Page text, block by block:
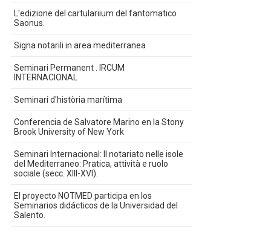
L'edizione del cartulariium del fantomatico
Saonus.
Signa notarili in area mediterranea
Seminari Permanent . IRCUM
INTERNACIONAL
Seminari d'història marítima
Conferencia de Salvatore Marino en la Stony
Brook University of New York
Seminari Internacional: Il notariato nelle isole
del Mediterraneo: Pratica, attività e ruolo
sociale (secc. XIII-XVI).
El proyecto NOTMED participa en los
Seminarios didácticos de la Universidad del
Salento.